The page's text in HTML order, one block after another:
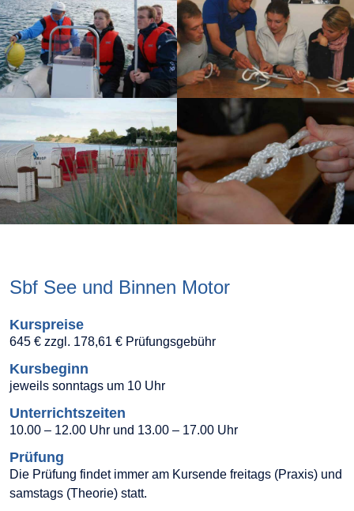
Sbf See und Binnen Motor
Kurspreise
645 € zzgl. 178,61 € Prüfungsgebühr
Kursbeginn
jeweils sonntags um 10 Uhr
Unterrichtszeiten
10.00 – 12.00 Uhr und 13.00 – 17.00 Uhr
Prüfung
Die Prüfung findet immer am Kursende freitags (Praxis) und
samstags (Theorie) statt.